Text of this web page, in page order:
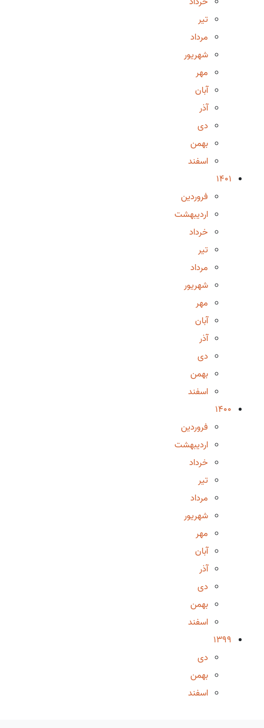
تیر
مرداد
شهریور
مهر
آبان
آذر
دی
بهمن
اسفند
1401
فروردین
اردیبهشت
خرداد
تیر
مرداد
شهریور
مهر
آبان
آذر
دی
بهمن
اسفند
1400
فروردین
اردیبهشت
خرداد
تیر
مرداد
شهریور
مهر
آبان
آذر
دی
بهمن
اسفند
1399
دی
بهمن
اسفند